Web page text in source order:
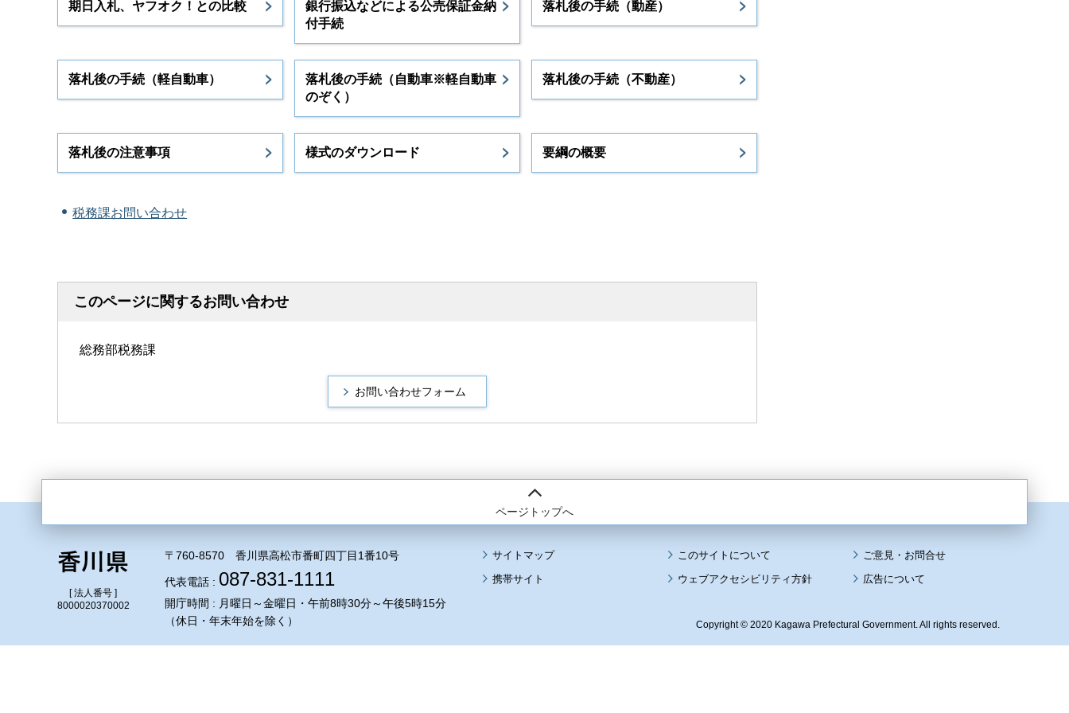
期日入札、ヤフオク！との比較
銀行振込などによる公売保証金納
付手続
落札後の手続（動産）
落札後の手続（軽自動車）
落札後の手続（自動車※軽自動車
のぞく）
落札後の手続（不動産）
落札後の注意事項 様式のダウンロード 要綱の概要
税務課お問い合わせ
このページに関するお問い合わせ
総務部税務課
ページトップへ
[ 法人番号 ]
8000020370002
〒760-8570 香川県高松市番町四丁目1番10号
代表電話 : 087-831-1111
開庁時間 : 月曜日～金曜日・午前8時30分～午後5時15分
（休日・年末年始を除く）
サイトマップ
このサイトについて
携帯サイト
ウェブアクセシビリティ方針 広告について
Copyright © 2020 Kagawa Prefectural Government. All rights reserved.